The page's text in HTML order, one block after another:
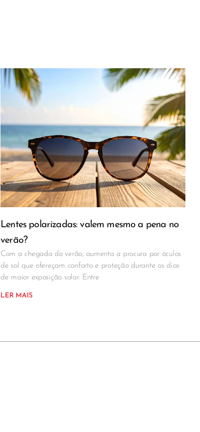
Lentes polarizadas: valem mesmo a pena no
verão?
Com a chegada do verão, aumenta a procura por óculos
de sol que ofereçam conforto e proteção durante os dias
de maior exposição solar. Entre
LER MAIS